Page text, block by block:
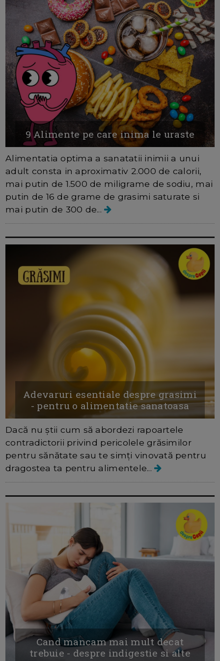
9 Alimente pe care inima le uraste
Alimentatia optima a sanatatii inimii a unui
adult consta in aproximativ 2.000 de calorii,
mai putin de 1.500 de miligrame de sodiu, mai
putin de 16 de grame de grasimi saturate si
mai putin de 300 de...
Adevaruri esentiale despre grasimi
- pentru o alimentatie sanatoasa
Dacă nu știi cum să abordezi rapoartele
contradictorii privind pericolele grăsimilor
pentru sănătate sau te simți vinovată pentru
dragostea ta pentru alimentele...
Cand mancam mai mult decat
trebuie - despre indigestie si alte